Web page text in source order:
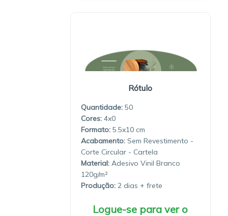
Rótulo
Quantidade: 50
4x0
5.5x10
Sem Revestimento -
Corte Circular - Cartela
Material: Adesivo Vinil Branco
120g/m²
Produção: 2 dias
Logue-se para ver o